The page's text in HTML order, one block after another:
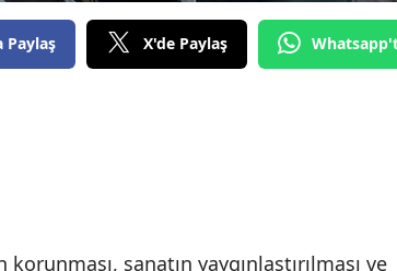
Paylaş X'de Paylaş
sanatın yaygınlaştırılması ve